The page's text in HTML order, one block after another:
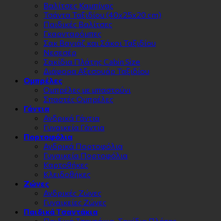
Βαλίτσες Καμπίνας
Τσάντα Ταξιδίου (40x25x20 cm)
Παιδικές Βαλίτσες
Γκαρνταρόμπες
Σακ Βαγιάζ και Σάκοι Ταξιδίου
Νεσεσέρ
Σακίδια Πλάτης Cabin Size
Διάφορα Αξεσουάρ Ταξιδίου
Ομπρέλες
Ομπρέλες με μπαστούνι
Σπαστές Ομπρέλες
Γάντια
Ανδρικά Γάντια
Γυναικεία Γάντια
Πορτοφόλια
Ανδρικά Πορτοφόλια
Γυναικεία Πορτοφόλια
Καρτοθήκες
Κλειδοθήκες
Zώνες
Ανδρικές Ζώνες
Γυναικείες Ζώνες
Παιδικά Τσαντάκια